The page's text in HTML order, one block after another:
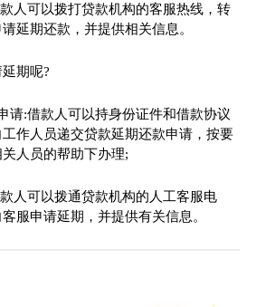
人可以拨打贷款机构的客服热线，转
延期还款，并提供相关信息。
期呢?
请:借款人可以持身份证件和借款协议
作人员递交贷款延期还款申请，按要
人员的帮助下办理;
人可以拨通贷款机构的人工客服电
服申请延期，并提供有关信息。